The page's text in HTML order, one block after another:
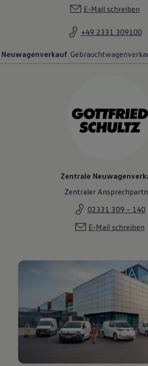
E-Mail schreiben
+49 2331 309100
Neuwagenverkauf
Zentrale
Zentraler
02331 309 – 140
E-Mail schreiben